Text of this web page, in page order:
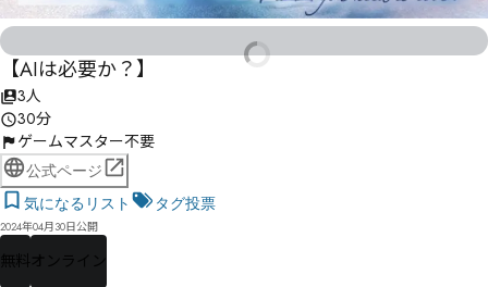
【AIは必要か？】
3人
30分
ゲームマスター不要
公式ページ
気になるリスト
タグ投票
2024年04月30日公開
無料 オンライン